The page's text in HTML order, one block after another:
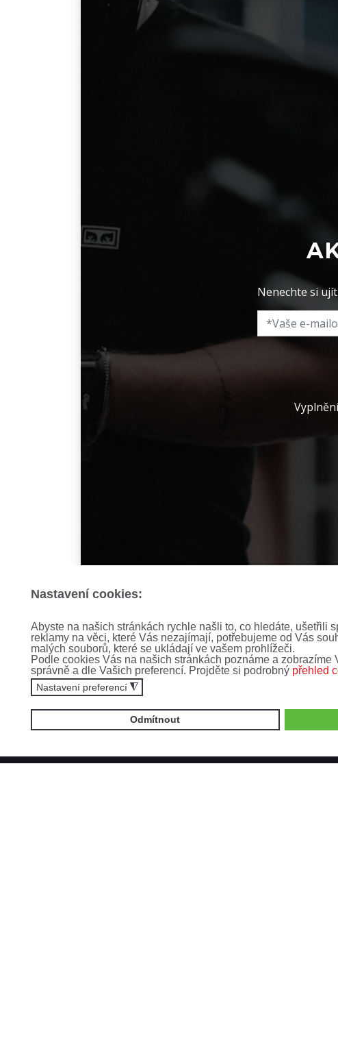
Nastavení cookies:
Abyste na našich stránkách rychle našli to, co hledáte, ušetřili
reklamy na věci, které Vás nezajímají, potřebujeme od Vás
malých souborů, které se ukládají ve vašem prohlížeči.
Podle cookies Vás na našich stránkách poznáme a zobrazíme
správně a dle Vašich preferencí. Projděte si podrobný přehled
Nastavení preferencí ◮
Odmítnout
Nenechte si